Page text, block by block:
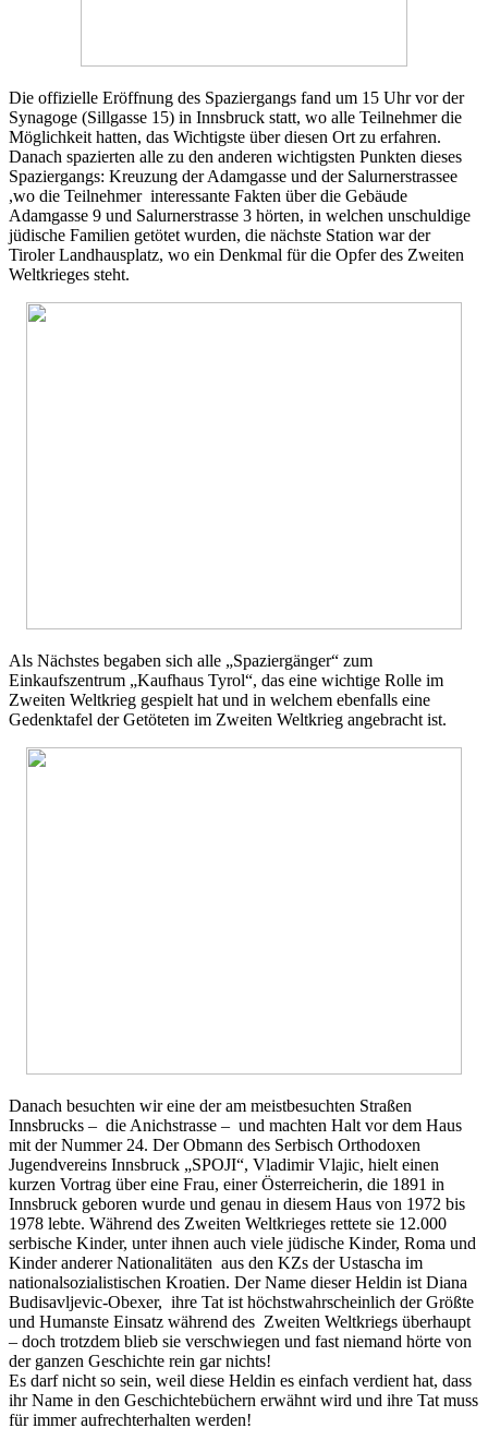
Die offizielle Eröffnung des Spaziergangs fand um 15 Uhr vor der
Synagoge (Sillgasse 15) in Innsbruck statt, wo alle Teilnehmer die
Möglichkeit hatten, das Wichtigste über diesen Ort zu erfahren.
Danach spazierten alle zu den anderen wichtigsten Punkten dieses
Spaziergangs: Kreuzung der Adamgasse und der Salurnerstrassee
,wo die Teilnehmer interessante Fakten über die Gebäude
Adamgasse 9 und Salurnerstrasse 3 hörten, in welchen unschuldige
jüdische Familien getötet wurden, die nächste Station war der
Tiroler Landhausplatz, wo ein Denkmal für die Opfer des Zweiten
Weltkrieges steht.
Als Nächstes begaben sich alle „Spaziergänger“ zum
Einkaufszentrum „Kaufhaus Tyrol“, das eine wichtige Rolle im
Zweiten Weltkrieg gespielt hat und in welchem ebenfalls eine
Gedenktafel der Getöteten im Zweiten Weltkrieg angebracht ist.
Danach besuchten wir eine der am meistbesuchten Straßen
Innsbrucks – die Anichstrasse – und machten Halt vor dem Haus
mit der Nummer 24. Der Obmann des Serbisch Orthodoxen
Jugendvereins Innsbruck „SPOJI“, Vladimir Vlajic, hielt einen
kurzen Vortrag über eine Frau, einer Österreicherin, die 1891 in
Innsbruck geboren wurde und genau in diesem Haus von 1972 bis
1978 lebte. Während des Zweiten Weltkrieges rettete sie 12.000
serbische Kinder, unter ihnen auch viele jüdische Kinder, Roma und
Kinder anderer Nationalitäten aus den KZs der Ustascha im
nationalsozialistischen Kroatien. Der Name dieser Heldin ist Diana
Budisavljevic-Obexer, ihre Tat ist höchstwahrscheinlich der Größte
und Humanste Einsatz während des Zweiten Weltkriegs überhaupt
– doch trotzdem blieb sie verschwiegen und fast niemand hörte von
der ganzen Geschichte rein gar nichts!
Es darf nicht so sein, weil diese Heldin es einfach verdient hat, dass
ihr Name in den Geschichtebüchern erwähnt wird und ihre Tat muss
für immer aufrechterhalten werden!